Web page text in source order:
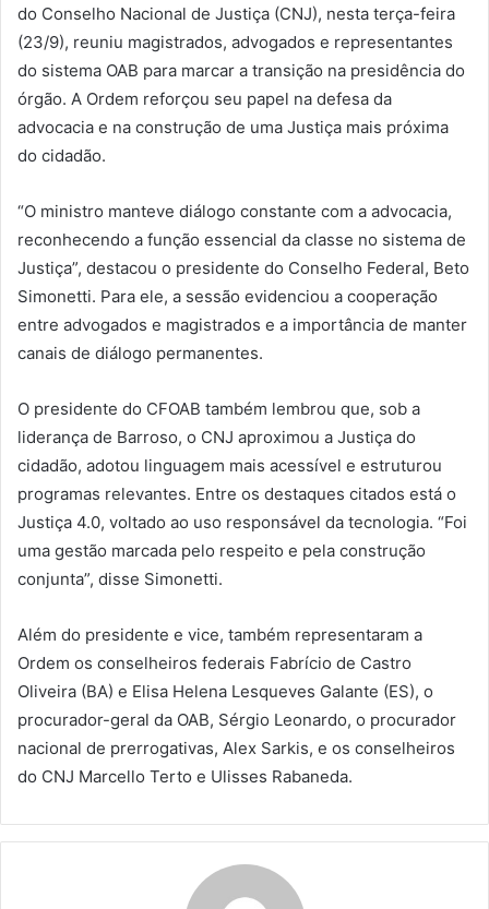
i
l
do Conselho Nacional de Justiça (CNJ), nesta terça-feira
(23/9), reuniu magistrados, advogados e representantes
do sistema OAB para marcar a transição na presidência do
órgão. A Ordem reforçou seu papel na defesa da
advocacia e na construção de uma Justiça mais próxima
do cidadão.
“O ministro manteve diálogo constante com a advocacia,
reconhecendo a função essencial da classe no sistema de
Justiça”, destacou o presidente do Conselho Federal, Beto
Simonetti. Para ele, a sessão evidenciou a cooperação
entre advogados e magistrados e a importância de manter
canais de diálogo permanentes.
O presidente do CFOAB também lembrou que, sob a
liderança de Barroso, o CNJ aproximou a Justiça do
cidadão, adotou linguagem mais acessível e estruturou
programas relevantes. Entre os destaques citados está o
Justiça 4.0, voltado ao uso responsável da tecnologia. “Foi
uma gestão marcada pelo respeito e pela construção
conjunta”, disse Simonetti.
Além do presidente e vice, também representaram a
Ordem os conselheiros federais Fabrício de Castro
Oliveira (BA) e Elisa Helena Lesqueves Galante (ES), o
procurador-geral da OAB, Sérgio Leonardo, o procurador
nacional de prerrogativas, Alex Sarkis, e os conselheiros
do CNJ Marcello Terto e Ulisses Rabaneda.